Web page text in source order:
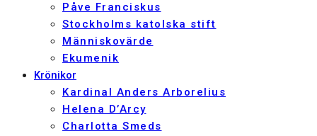
Påve Franciskus
Stockholms katolska stift
Människovärde
Ekumenik
Krönikor
Kardinal Anders Arborelius
Helena D’Arcy
Charlotta Smeds